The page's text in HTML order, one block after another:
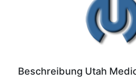
Beschreibung Utah